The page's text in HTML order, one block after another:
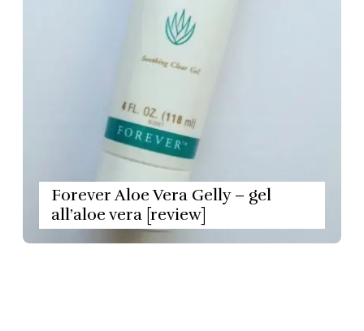
Forever Aloe Vera Gelly – gel
all’aloe vera [review]